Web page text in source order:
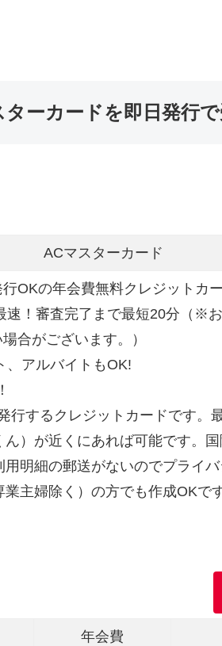
ーカードを即日発行
ACマスターカード
OKの年会費無料クレジットカー
速！審査完了まで最短20分（※
合がございます。）
、アルバイトもOK!
行するクレジットカードです。
）が近くにあれば可能です。
明細の郵送がないのでプライバ
主婦除く）の方でも作成OKで
年会費